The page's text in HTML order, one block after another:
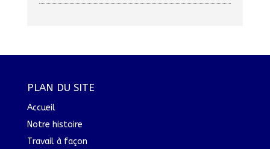
PLAN DU SITE
Accueil
Notre histoire
Travail à façon